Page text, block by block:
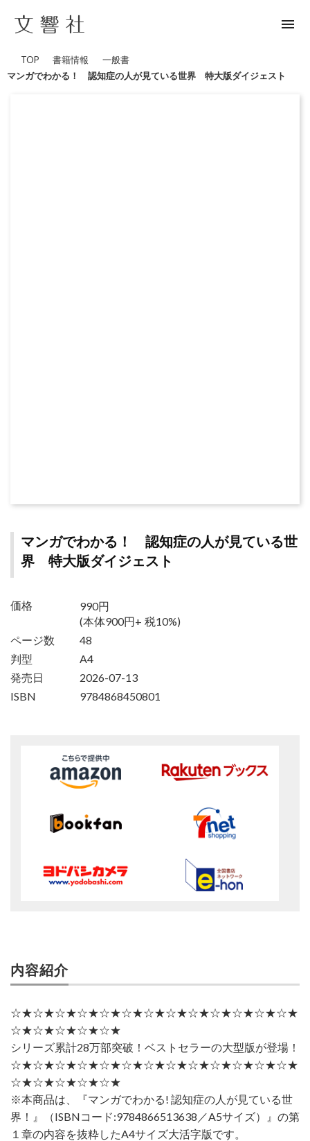
menu
TOP 書籍情報
一般書
マンガでわかる！ 認知症の人が見ている世界 特大版ダイジェスト
マンガでわかる！ 認知症の人が見ている世
界 特大版ダイジェスト
価格
990円
(本体900円+ 税10%)
ページ数
48
判型
A4
発売日
2026-07-13
ISBN
9784868450801
内容紹介
☆★☆★☆★☆★☆★☆★☆★☆★☆★☆★☆★☆★☆★
☆★☆★☆★☆★☆★
シリーズ累計28万部突破！ベストセラーの大型版が登場！
☆★☆★☆★☆★☆★☆★☆★☆★☆★☆★☆★☆★☆★
☆★☆★☆★☆★☆★
※本商品は、『マンガでわかる! 認知症の人が見ている世
界！』（ISBNコード:9784866513638／A5サイズ）』の第
１章の内容を抜粋したA4サイズ大活字版です。